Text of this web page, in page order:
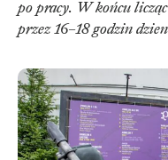
po pracy. W końcu
przez 16–18 godzin